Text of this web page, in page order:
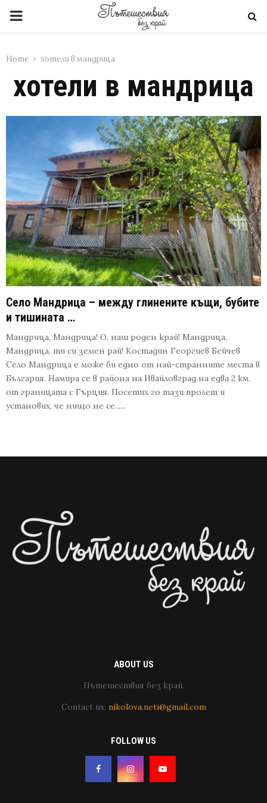
PRIMARY
Home хотели в мандрица
хотели в мандрица
Село Мандрица – между глинените къщи, бубите
и тишината …
Мандрица, Мандрица! О, наш роден край! Мандрица,
Мандрица, ти си земен рай! Костадин Георгиев Бейчев
Село Мандрица е може би едно от най-странните места в
България. Намира се в района на Ивайловград на едва 2 км.
от границата с Гърция. Посетих го тази пролет и
установих, че нищо не се......
ABOUT US
Пътешествия без край.
Contact us: nikolova.neti@gmail.com
FOLLOW US